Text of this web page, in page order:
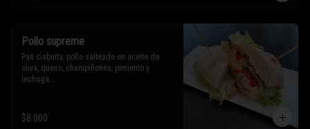
Pollo supreme
Pan ciabatta, pollo salteado en aceite de
oliva, queso, champiñones, pimiento y
lechuga.
* Los ingredientes no son intercambiables.
Sólo puedes solicitar eliminar un
$8.000